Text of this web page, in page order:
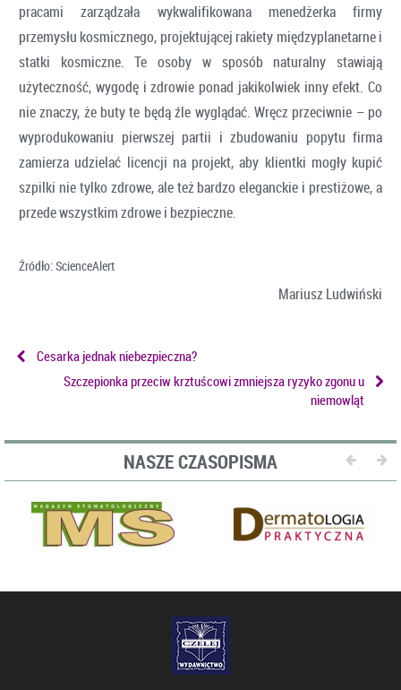
pracami zarządzała wykwalifikowana menedżerka firmy
przemysłu kosmicznego, projektującej rakiety międzyplanetarne i
statki kosmiczne. Te osoby w sposób naturalny stawiają
użyteczność, wygodę i zdrowie ponad jakikolwiek inny efekt. Co
nie znaczy, że buty te będą źle wyglądać. Wręcz przeciwnie – po
wyprodukowaniu pierwszej partii i zbudowaniu popytu firma
zamierza udzielać licencji na projekt, aby klientki mogły kupić
szpilki nie tylko zdrowe, ale też bardzo eleganckie i prestiżowe, a
przede wszystkim zdrowe i bezpieczne.
Źródło: ScienceAlert
Mariusz Ludwiński
Cesarka jednak niebezpieczna?
Szczepionka przeciw krztuścowi zmniejsza ryzyko zgonu u
niemowląt
NASZE CZASOPISMA